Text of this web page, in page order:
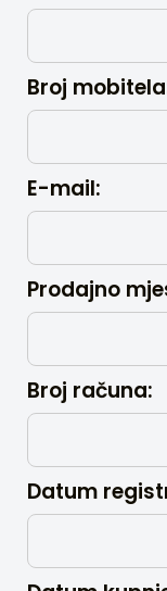
Broj
E-mail:
Prodajno
Broj računa:
Datum